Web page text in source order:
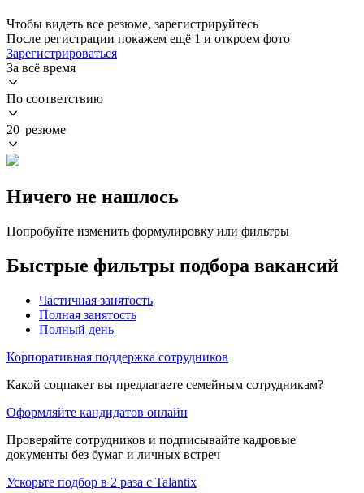
Чтобы видеть все резюме, зарегистрируйтесь
После регистрации покажем ещё 1 и откроем фото
Зарегистрироваться
За всё время
По соответствию
20 резюме
Ничего не нашлось
Попробуйте изменить формулировку или фильтры
Быстрые фильтры подбора вакансий
Частичная занятость
Полная занятость
Полный день
Корпоративная поддержка сотрудников
Какой соцпакет вы предлагаете семейным сотрудникам?
Оформляйте кандидатов онлайн
Проверяйте сотрудников и подписывайте кадровые
документы без бумаг и личных встреч
Ускорьте подбор в 2 раза с Talantix